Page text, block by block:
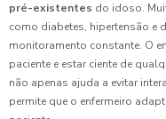
pré-existentes do idoso.
como diabetes, hipertensão e
monitoramento constante. O
paciente e estar ciente de
não apenas ajuda a evitar
permite que o enfermeiro